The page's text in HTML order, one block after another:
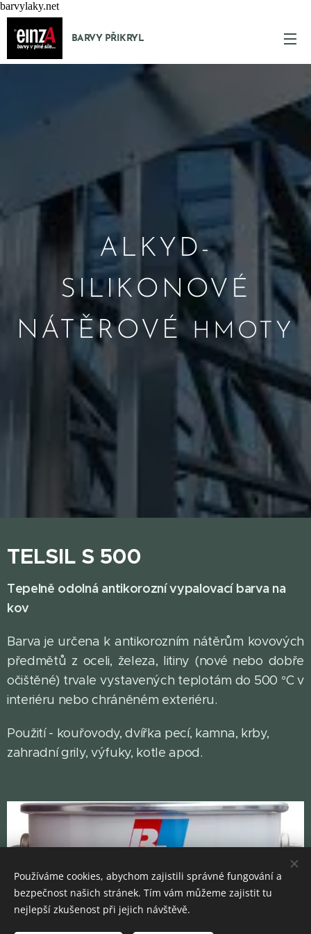
barvylaky.net
BARVY PŘIKRYL
ALKYD-
SILIKONOVÉ
NÁTĚROVÉ HMOTY
TELSIL S 500
Tepelně odolná antikorozní vypalovací barva na
kov
Barva je určena k antikorozním nátěrům kovových
předmětů z oceli, železa, litiny (nové nebo dobře
očištěné) trvale vystavených teplotám do 500 °C v
interiéru nebo chráněném exteriéru.
Použití - kouřovody, dvířka pecí, kamna, krby,
zahradní grily, výfuky, kotle apod.
Používáme cookies, abychom zajistili správné fungování a
bezpečnost našich stránek. Tím vám můžeme zajistit tu
nejlepší zkušenost při jejich návštěvě.